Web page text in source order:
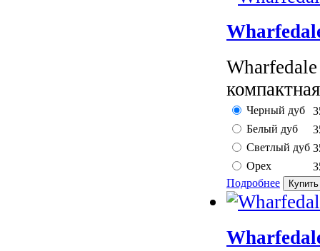
Черный дуб
Белый дуб
Светлый дуб
Орех
Подробнее